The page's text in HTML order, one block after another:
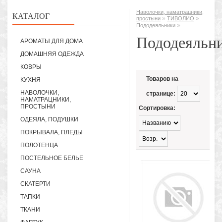
КАТАЛОГ
АРОМАТЫ ДЛЯ ДОМА
ДОМАШНЯЯ ОДЕЖДА
КОВРЫ
КУХНЯ
НАВОЛОЧКИ,
НАМАТРАЦНИКИ,
ПРОСТЫНИ
ОДЕЯЛА, ПОДУШКИ
ПОКРЫВАЛА, ПЛЕДЫ
ПОЛОТЕНЦА
ПОСТЕЛЬНОЕ БЕЛЬЕ
САУНА
СКАТЕРТИ
ТАПКИ
ТКАНИ
Наволочки, наматрацники,
простыни » ТИВОЛИО »
Пододеяльники »
Товаров на
странице:
Сортировка: